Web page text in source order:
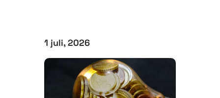
1 juli, 2026